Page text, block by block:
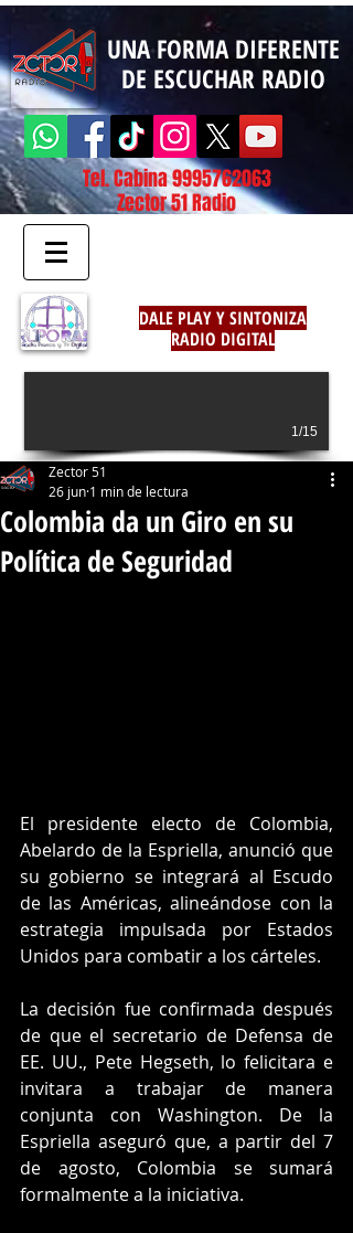
UNA FORMA DIFERENTE
DE ESCUCHAR RADIO
Tel. Cabina9995762063
Zector 51 Radio
DALE PLAY Y SINTONIZA
RADIO DIGITAL
1/15
Colombia da un Giro en su
Política de Seguridad
Zector 51
26 jun 1 min de lectura
El presidente electo de Colombia,
Abelardo de la Espriella, anunció que
su gobierno se integrará al Escudo
de las Américas, alineándose con la
estrategia impulsada por Estados
Unidos para combatir a los cárteles.
La decisión fue confirmada después
de que el secretario de Defensa de
EE. UU., Pete Hegseth, lo felicitara e
invitara a trabajar de manera
conjunta con Washington. De la
Espriella aseguró que, a partir del 7
de agosto, Colombia se sumará
formalmente a la iniciativa.